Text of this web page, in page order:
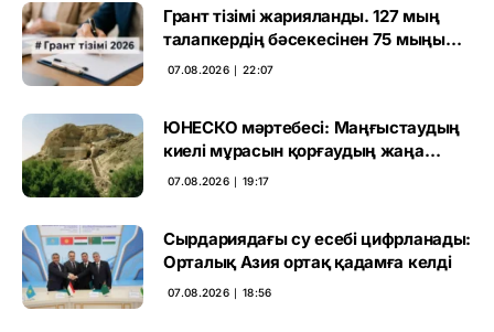
Грант тізімі жарияланды. 127 мың
талапкердің бәсекесінен 75 мыңы
өтті
07.08.2026 ∣ 22:07
ЮНЕСКО мәртебесі: Маңғыстаудың
киелі мұрасын қорғаудың жаңа
кезеңі басталды
07.08.2026 ∣ 19:17
Сырдариядағы су есебі цифрланады:
Орталық Азия ортақ қадамға келді
07.08.2026 ∣ 18:56